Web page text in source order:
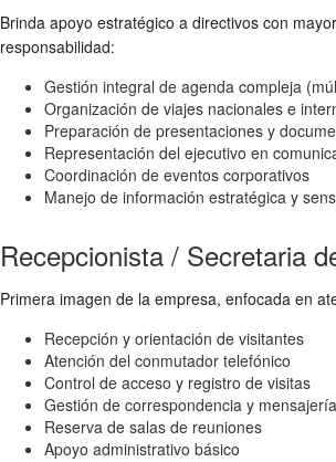
Brinda apoyo estratégico a directivos con
responsabilidad:
Gestión integral de agenda compleja
Organización de viajes nacionales e
Preparación de presentaciones y
Representación del ejecutivo en
Coordinación de eventos corporativos
Manejo de información estratégica y
Recepcionista / Secretaria
Primera imagen de la empresa, enfocada en
Recepción y orientación de visitantes
Atención del conmutador telefónico
Control de acceso y registro de visitas
Gestión de correspondencia y mensajería
Reserva de salas de reuniones
Apoyo administrativo básico